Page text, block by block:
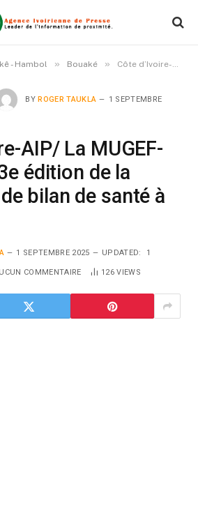
- Hambol » Bouaké » Côte d’Ivoire-AIP/ La MUGEF-CI lance la 3e édition de la campagne de bilan de santé à Bouaké
BY ROGER TAUKLA 1 SEPTEMBRE
AIP/ La MUGEF-
édition de la
bilan de santé à
1 SEPTEMBRE 2025 UPDATED: 1
COMMENTAIRE 126VIEWS